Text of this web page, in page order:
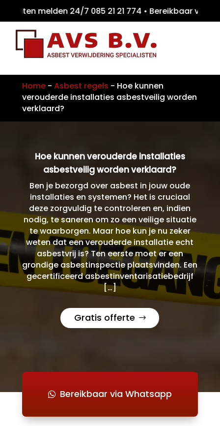
melden 24/7 085 21 21 774 •
Home- Asbest regels - Hoe kunnen
verouderde installaties asbestveilig worden
verklaard?
Hoe kunnen verouderde installaties
asbestveilig worden verklaard?
Ben je bezorgd over asbest in jouw oude
installaties en systemen? Het is cruciaal
deze zorgvuldig te controleren en, indien
nodig, te saneren om zo een veilige situatie
te waarborgen. Maar hoe kun je nu zeker
weten dat een verouderde installatie echt
asbestvrij is? Ten eerste moet er een
grondige asbestinspectie plaatsvinden. Een
gecertificeerd asbestinventarisatiebedrijf
[…]
Gratis offerte
Bereikbaar via Whatsapp